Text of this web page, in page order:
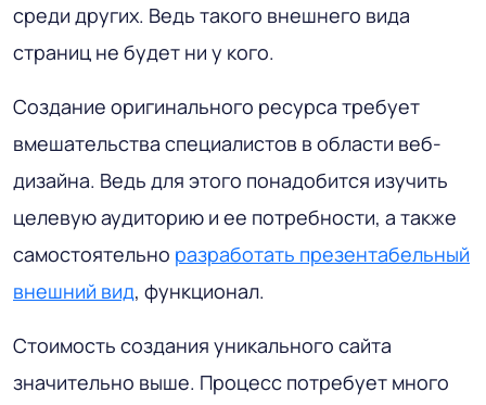
среди других. Ведь такого внешнего вида
страниц не будет ни у кого.
Создание оригинального ресурса требует
вмешательства специалистов в области веб-
дизайна. Ведь для этого понадобится изучить
целевую аудиторию и ее потребности, а также
самостоятельно разработать презентабельный
внешний вид, функционал.
Стоимость создания уникального сайта
значительно выше. Процесс потребует много